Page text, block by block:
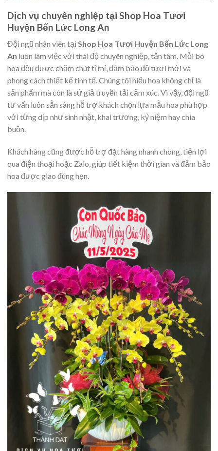
Dịch vụ chuyên nghiệp tại Shop Hoa Tươi
Huyện Bến Lức Long An
Đội ngũ nhân viên tại Shop Hoa Tươi Huyện Bến Lức Long
An luôn làm việc với thái độ chuyên nghiệp, tận tâm. Mỗi bó
hoa đều được chăm chút tỉ mỉ, đảm bảo độ tươi mới và
phong cách thiết kế tinh tế. Chúng tôi hiểu hoa không chỉ là
sản phẩm mà còn là sứ giả truyền tải cảm xúc. Vì vậy, đội ngũ
tư vấn luôn sẵn sàng hỗ trợ khách chọn lựa mẫu hoa phù hợp
với từng dịp như sinh nhật, khai trương, kỷ niệm hay chia
buồn.
Khách hàng cũng được hỗ trợ đặt hàng nhanh chóng, tiện lợi
qua điện thoại hoặc Zalo, giúp tiết kiệm thời gian và đảm bảo
hoa được giao đúng hẹn.